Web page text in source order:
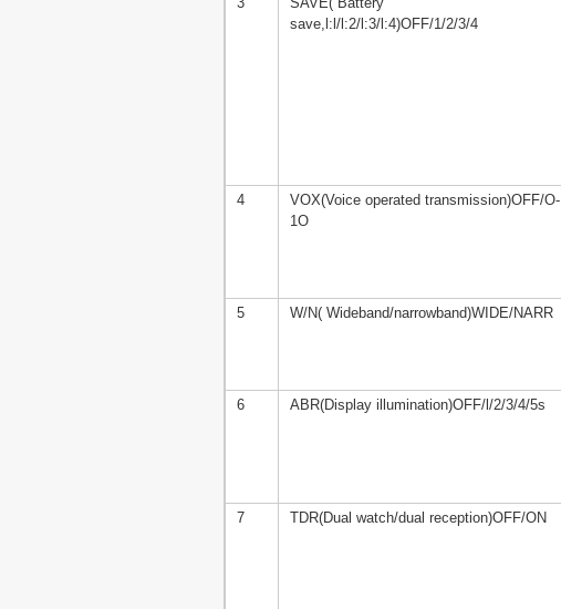
save,l:l/l:2/l:3/l:4)OFF/1/2/3/4
4
VOX(Voice operated transmission)OFF/O-
1O
5
W/N( Wideband/narrowband)WIDE/NARR
6
ABR(Display illumination)OFF/l/2/3/4/5s
7
TDR(Dual watch/dual reception)OFF/ON